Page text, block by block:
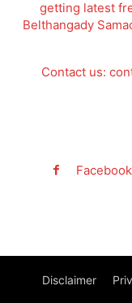
getting latest
Belthangady
Contact us:
Facebook
Disclaimer